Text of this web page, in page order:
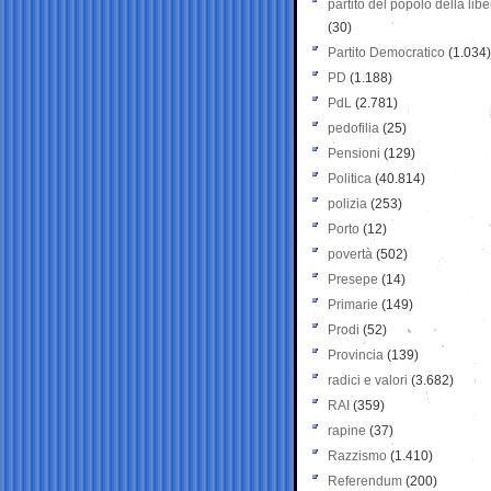
partito del popolo della
(30)
Partito Democratico (1.034)
PD (1.188)
PdL (2.781)
pedofilia (25)
Pensioni (129)
Politica (40.814)
polizia (253)
Porto (12)
povertà (502)
Presepe (14)
Primarie (149)
Prodi (52)
Provincia (139)
radici e valori (3.682)
RAI (359)
rapine (37)
Razzismo (1.410)
Referendum (200)